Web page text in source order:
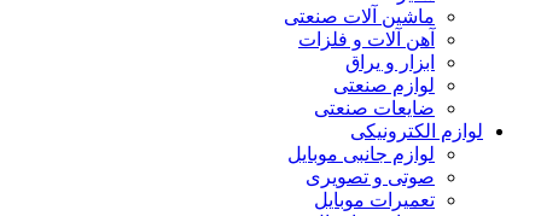
ماشین آلات صنعتی
آهن آلات و فلزات
ابزار و یراق
لوازم صنعتی
ضایعات صنعتی
لوازم الکترونیکی
لوازم جانبی موبایل
صوتی و تصویری
تعمیرات موبایل